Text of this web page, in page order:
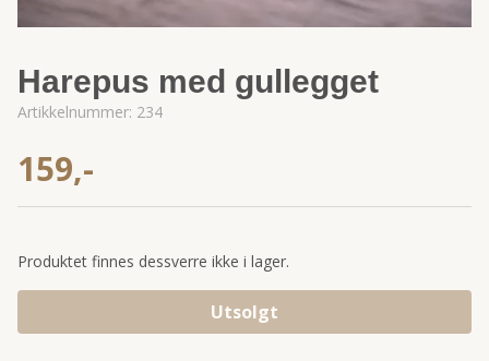
Harepus med gullegget
Artikkelnummer: 234
159,-
Produktet finnes dessverre ikke i lager.
Utsolgt